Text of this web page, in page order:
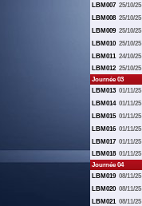
LBM007 25/10/25
LBM008 25/10/25
LBM009 25/10/25
LBM010 25/10/25
LBM011 24/10/25
LBM012 25/10/25
Journée 03
LBM013 01/11/25
LBM014 01/11/25
LBM015 01/11/25
LBM016 01/11/25
LBM017 01/11/25
LBM018 01/11/25
Journée 04
LBM019 08/11/25
LBM020 08/11/25
LBM021 08/11/25